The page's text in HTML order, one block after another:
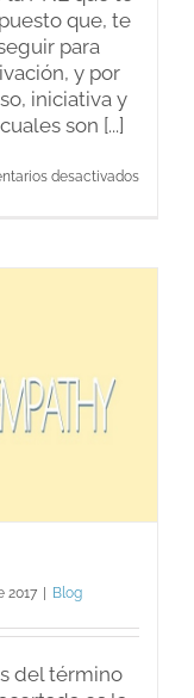
que, te
para
y por
iniciativa y
son [...]
desactivadosen
2017 | Blog
del término